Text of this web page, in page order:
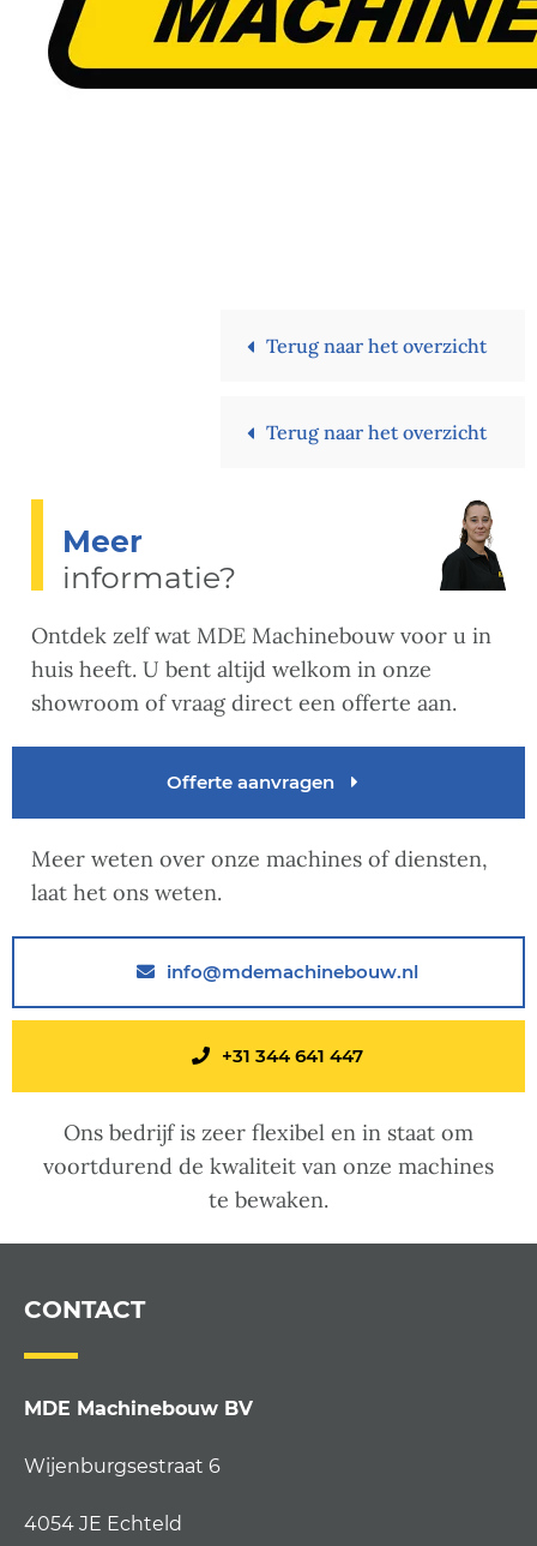
Terug naar het overzicht
Terug naar het overzicht
Meer
informatie?
Ontdek zelf wat MDE Machinebouw voor u in
huis heeft. U bent altijd welkom in onze
showroom of vraag direct een offerte aan.
Offerte aanvragen
Meer weten over onze machines of diensten,
laat het ons weten.
info@mdemachinebouw.nl
+31 344 641 447
Ons bedrijf is zeer flexibel en in staat om
voortdurend de kwaliteit van onze machines
te bewaken.
CONTACT
MDE Machinebouw BV
Wijenburgsestraat 6
4054 JE Echteld